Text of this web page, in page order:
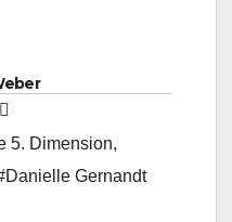
5. Dimension,
Gernandt